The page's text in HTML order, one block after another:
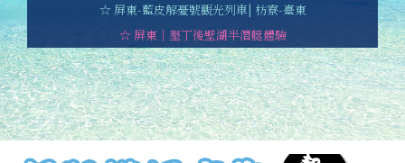
☆ 屏東-藍皮解憂號觀光列車| 枋寮-臺東
☆ 屏東｜墾丁後壁湖半潛艇體驗